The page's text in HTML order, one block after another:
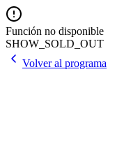
Función no disponible
SHOW_SOLD_OUT
Volver al programa